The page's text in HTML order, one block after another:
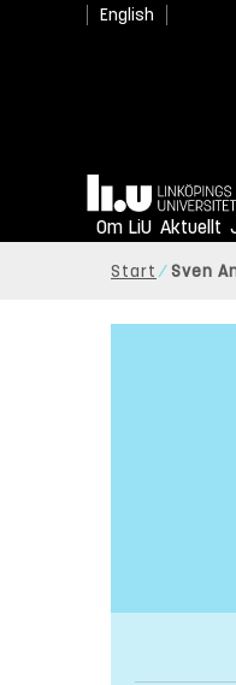
English
Hem
Om LiU Aktuellt
Start Sven